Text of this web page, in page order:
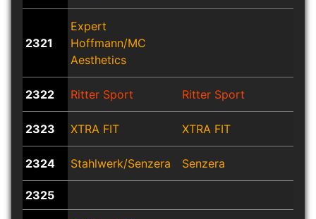
2321
Expert
Hoffmann/MC
Aesthetics
2322 Ritter Sport Ritter Sport
2323 XTRA FIT XTRA FIT
2324 Stahlwerk/Senzera Senzera
2325